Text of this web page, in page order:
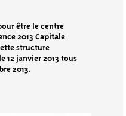
être le centre
2013 Capitale
structure
12 janvier 2013 tous
2013.